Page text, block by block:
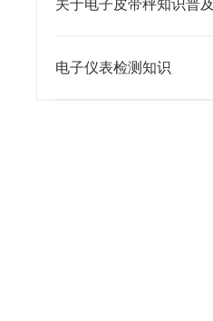
关于电子皮带秤知识普及
电子仪表检测知识